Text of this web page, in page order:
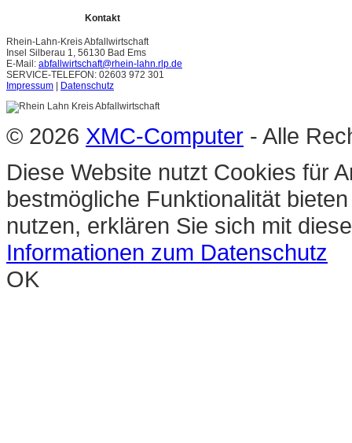
Kontakt
Rhein-Lahn-Kreis Abfallwirtschaft
Insel Silberau 1, 56130 Bad Ems
E-Mail: abfallwirtschaft@rhein-lahn.rlp.de
SERVICE-TELEFON: 02603 972 301
Impressum | Datenschutz
© 2026 XMC-Computer - Alle
Diese Website nutzt Cookies für
bestmögliche Funktionalität
nutzen, erklären Sie sich mit
Informationen zum Datenschutz
OK